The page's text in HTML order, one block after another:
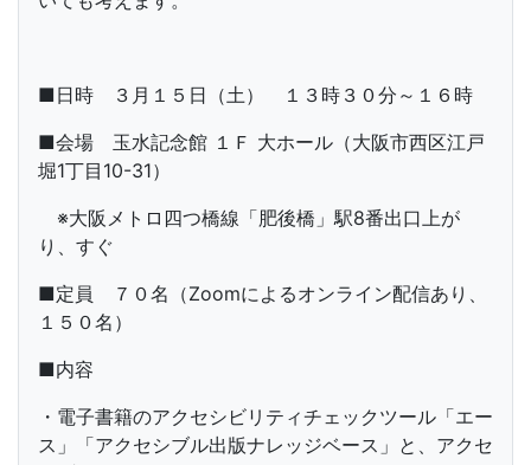
■日時 ３月１５日（土） １３時３０分～１６時
■会場 玉水記念館 １Ｆ 大ホール（大阪市西区江戸
堀1丁目10-31）
※大阪メトロ四つ橋線「肥後橋」駅8番出口上が
り、すぐ
■定員 ７０名（Zoomによるオンライン配信あり、
１５０名）
■内容
・電子書籍のアクセシビリティチェックツール「エー
ス」「アクセシブル出版ナレッジベース」と、アクセ